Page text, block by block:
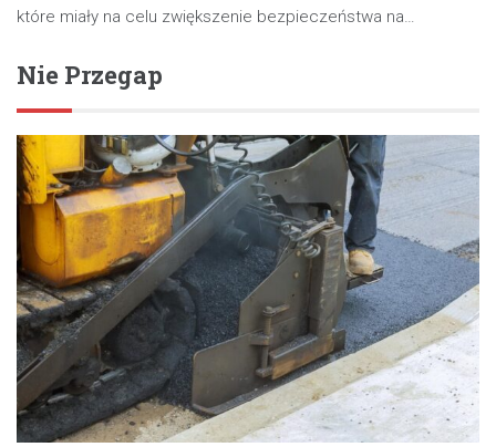
które miały na celu zwiększenie bezpieczeństwa na…
Nie Przegap